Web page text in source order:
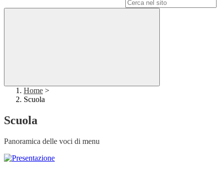
Home >
Scuola
Scuola
Panoramica delle voci di menu